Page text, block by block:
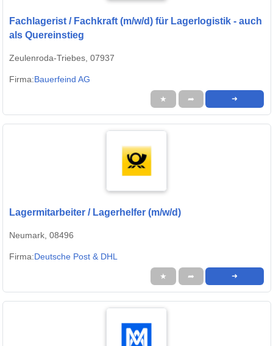
Fachlagerist / Fachkraft (m/w/d) für Lagerlogistik - auch
als Quereinstieg
Zeulenroda-Triebes, 07937
Firma:Bauerfeind AG
★ ➦ ➜
Lagermitarbeiter / Lagerhelfer (m/w/d)
Neumark, 08496
Firma:Deutsche Post & DHL
★ ➦ ➜